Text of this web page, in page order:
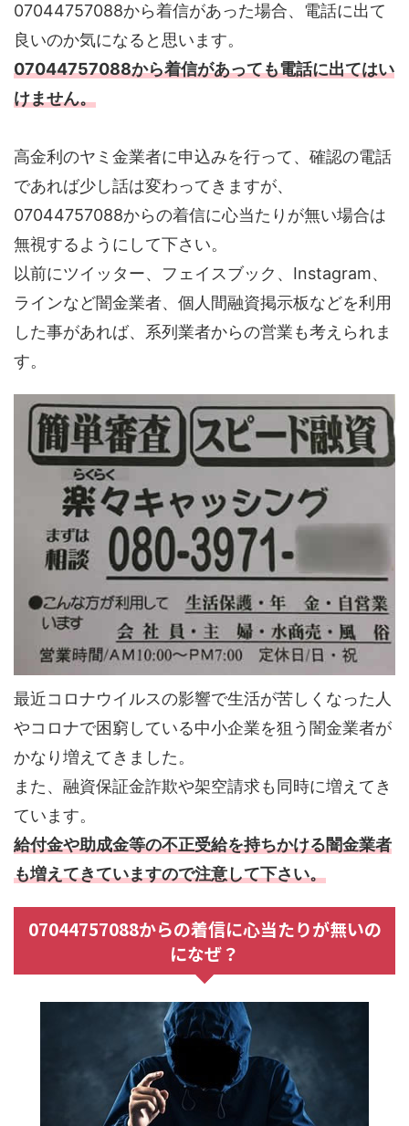
07044757088から着信があった場合、電話に出て
良いのか気になると思います。
07044757088から着信があっても電話に出てはい
けません。
高金利のヤミ金業者に申込みを行って、確認の電話
であれば少し話は変わってきますが、
07044757088からの着信に心当たりが無い場合は
無視するようにして下さい。
以前にツイッター、フェイスブック、Instagram、
ラインなど闇金業者、個人間融資掲示板などを利用
した事があれば、系列業者からの営業も考えられま
す。
最近コロナウイルスの影響で生活が苦しくなった人
やコロナで困窮している中小企業を狙う闇金業者が
かなり増えてきました。
また、融資保証金詐欺や架空請求も同時に増えてき
ています。
給付金や助成金等の不正受給を持ちかける闇金業者
も増えてきていますので注意して下さい。
07044757088からの着信に心当たりが無いの
になぜ？